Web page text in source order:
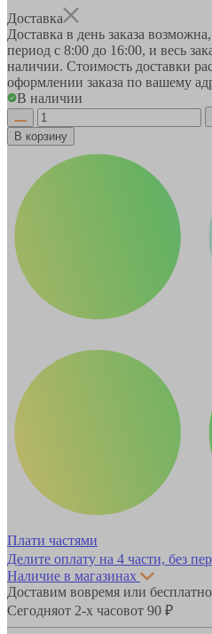
Доставка
Доставка в день заказа
период с 8:00 до 16:00, и весь
наличии. Стоимость доставки
оформлении заказа по вашему
В наличии
В корзину
Плати частями
Делите оплату на 4 части, без
Наличие в магазинах
Доставим вовремя или бесплатно
Сегодняот 2-х часовот 90 ₽